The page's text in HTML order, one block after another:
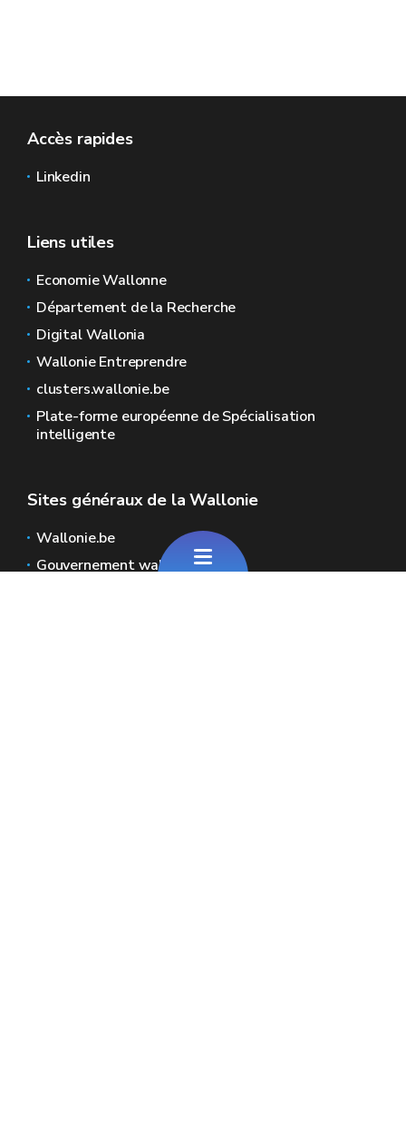
Accès rapides
Linkedin
Liens utiles
Economie Wallonne
Département de la Recherche
Digital Wallonia
Wallonie Entreprendre
clusters.wallonie.be
Plate-forme européenne de Spécialisation
intelligente
Sites généraux de la Wallonie
Wallonie.be
Gouvernement wallon